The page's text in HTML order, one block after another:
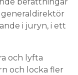
generaldirektör
i juryn, i ett
och lyfta
och locka fler